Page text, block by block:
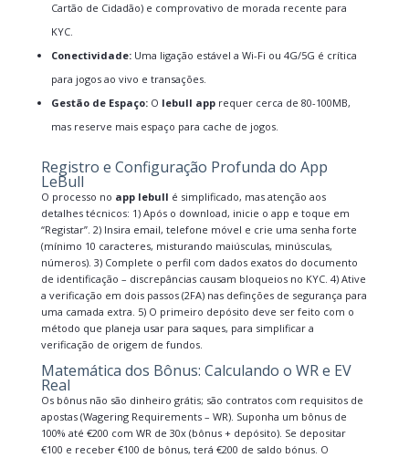
Cartão de Cidadão) e comprovativo de morada recente para
KYC.
Conectividade:Uma ligação estável a Wi-Fi ou 4G/5G é crítica
para jogos ao vivo e transações.
Gestão de Espaço:O lebull apprequer cerca de 80-100MB,
mas reserve mais espaço para cache de jogos.
Registro e Configuração Profunda do App
LeBull
O processo no app lebull é simplificado, mas atenção aos
detalhes técnicos: 1) Após o download, inicie o app e toque em
“Registar”. 2) Insira email, telefone móvel e crie uma senha forte
(mínimo 10 caracteres, misturando maiúsculas, minúsculas,
números). 3) Complete o perfil com dados exatos do documento
de identificação – discrepâncias causam bloqueios no KYC. 4) Ative
a verificação em dois passos (2FA) nas definções de segurança para
uma camada extra. 5) O primeiro depósito deve ser feito com o
método que planeja usar para saques, para simplificar a
verificação de origem de fundos.
Matemática dos Bônus: Calculando o WR e EV
Real
Os bônus não são dinheiro grátis; são contratos com requisitos de
apostas (Wagering Requirements – WR). Suponha um bônus de
100% até €200 com WR de 30x (bônus + depósito). Se depositar
€100 e receber €100 de bônus, terá €200 de saldo bónus. O